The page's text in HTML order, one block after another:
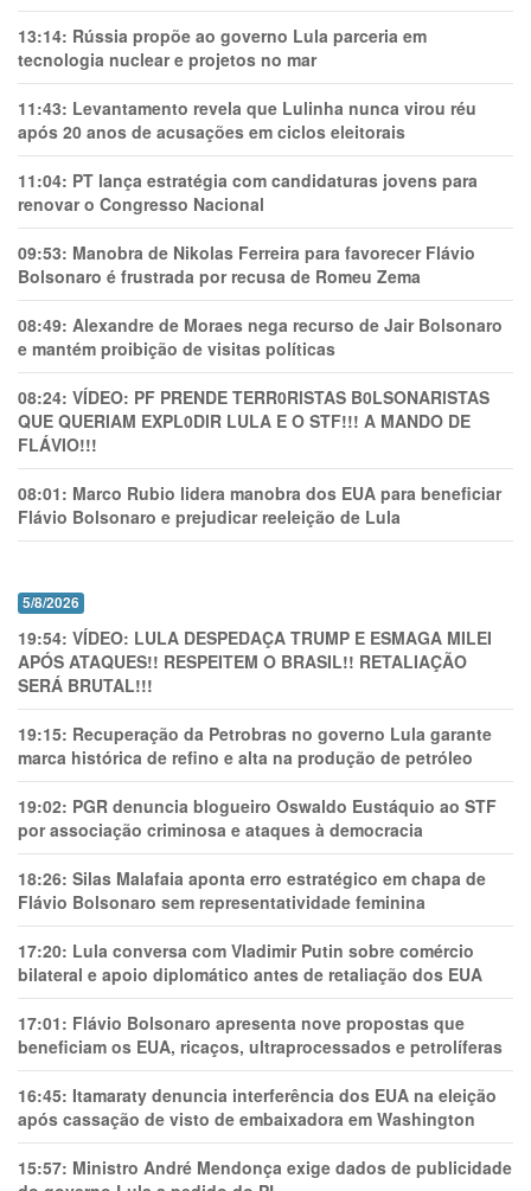
13:14: Rússia propõe ao governo Lula parceria em
tecnologia nuclear e projetos no mar
11:43: Levantamento revela que Lulinha nunca virou réu
após 20 anos de acusações em ciclos eleitorais
11:04: PT lança estratégia com candidaturas jovens para
renovar o Congresso Nacional
09:53: Manobra de Nikolas Ferreira para favorecer Flávio
Bolsonaro é frustrada por recusa de Romeu Zema
08:49: Alexandre de Moraes nega recurso de Jair Bolsonaro
e mantém proibição de visitas políticas
08:24: VÍDEO: PF PRENDE TERR0RlSTAS B0LSONARlSTAS
QUE QUERIAM EXPL0DlR LULA E O STF!!! A MANDO DE
FLÁVIO!!!
08:01: Marco Rubio lidera manobra dos EUA para beneficiar
Flávio Bolsonaro e prejudicar reeleição de Lula
5/8/2026
19:54: VÍDEO: LULA DESPEDAÇA TRUMP E ESMAGA MILEI
APÓS ATAQUES!! RESPEITEM O BRASIL!! RETALIAÇÃO
SERÁ BRUTAL!!!
19:15: Recuperação da Petrobras no governo Lula garante
marca histórica de refino e alta na produção de petróleo
19:02: PGR denuncia blogueiro Oswaldo Eustáquio ao STF
por associação criminosa e ataques à democracia
18:26: Silas Malafaia aponta erro estratégico em chapa de
Flávio Bolsonaro sem representatividade feminina
17:20: Lula conversa com Vladimir Putin sobre comércio
bilateral e apoio diplomático antes de retaliação dos EUA
17:01: Flávio Bolsonaro apresenta nove propostas que
beneficiam os EUA, ricaços, ultraprocessados e petrolíferas
16:45: Itamaraty denuncia interferência dos EUA na eleição
após cassação de visto de embaixadora em Washington
15:57: Ministro André Mendonça exige dados de publicidade